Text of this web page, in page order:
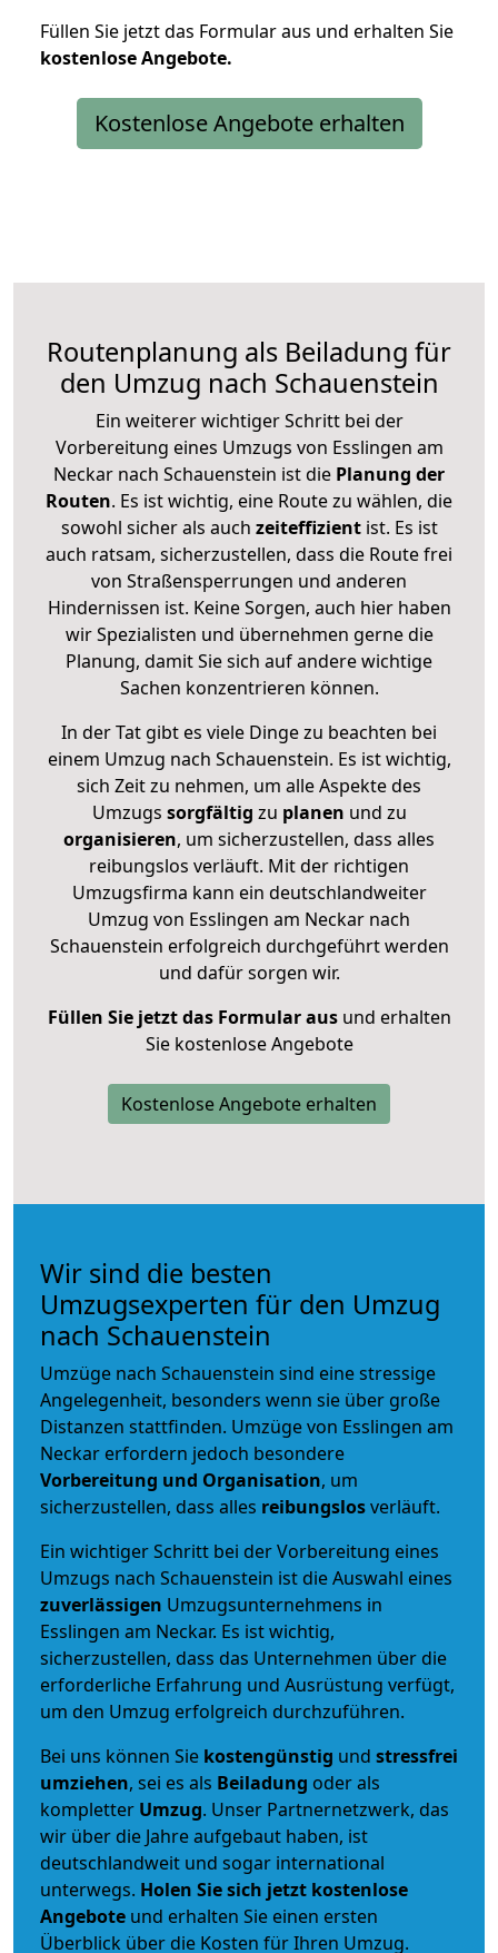
Füllen Sie jetzt das Formular aus und erhalten Sie
kostenloseAngebote.
Kostenlose Angebote erhalten
Routenplanung als Beiladung für
den Umzug nach Schauenstein
Ein weiterer wichtiger Schritt bei der
Vorbereitung eines Umzugs von Esslingen am
Neckar nach Schauenstein ist die Planung der
Routen. Es ist wichtig, eine Route zu wählen, die
sowohl sicher als auch zeiteffizientist. Es ist
auch ratsam, sicherzustellen, dass die Route frei
von Straßensperrungen und anderen
Hindernissen ist. Keine Sorgen, auch hier haben
wir Spezialisten und übernehmen gerne die
Planung, damit Sie sich auf andere wichtige
Sachen konzentrieren können.
In der Tat gibt es viele Dinge zu beachten bei
einem Umzug nach Schauenstein. Es ist wichtig,
sich Zeit zu nehmen, um alle Aspekte des
Umzugs sorgfältig zu planen und zu
organisieren, um sicherzustellen, dass alles
reibungslos verläuft. Mit der richtigen
Umzugsfirma kann ein deutschlandweiter
Umzug von Esslingen am Neckar nach
Schauenstein erfolgreich durchgeführt werden
und dafür sorgen wir.
Füllen Sie jetzt das Formular ausund erhalten
Sie kostenlose Angebote
Kostenlose Angebote erhalten
Wir sind die besten
Umzugsexperten für den Umzug
nach Schauenstein
Umzüge nach Schauenstein sind eine stressige
Angelegenheit, besonders wenn sie über große
Distanzen stattfinden. Umzüge von Esslingen am
Neckar erfordern jedoch besondere
Vorbereitung und Organisation, um
sicherzustellen, dass alles reibungslosverläuft.
Ein wichtiger Schritt bei der Vorbereitung eines
Umzugs nach Schauenstein ist die Auswahl eines
zuverlässigen Umzugsunternehmens in
Esslingen am Neckar. Es ist wichtig,
sicherzustellen, dass das Unternehmen über die
erforderliche Erfahrung und Ausrüstung verfügt,
um den Umzug erfolgreich durchzuführen.
Bei uns können Sie kostengünstig und stressfrei
umziehen, sei es als Beiladung oder als
kompletter Umzug. Unser Partnernetzwerk, das
wir über die Jahre aufgebaut haben, ist
deutschlandweit und sogar international
unterwegs. Holen Sie sich jetzt kostenlose
Angebote und erhalten Sie einen ersten
Überblick über die Kosten für Ihren Umzug.